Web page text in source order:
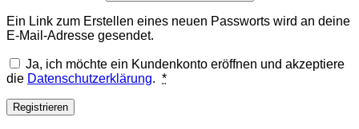
Ein Link zum Erstellen eines neuen Passworts wird an deine
E-Mail-Adresse gesendet.
Ja, ich möchte ein Kundenkonto eröffnen und akzeptiere
die Datenschutzerklärung. *
Registrieren